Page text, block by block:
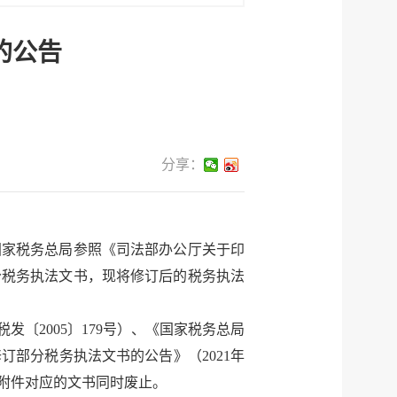
公告
分享：
税务总局参照《司法部办公厅关于印
务执法文书，现将修订后的税务执法
〔2005〕179号）、《国家税务总局
部分税务执法文书的公告》（2021年
对应的文书同时废止。